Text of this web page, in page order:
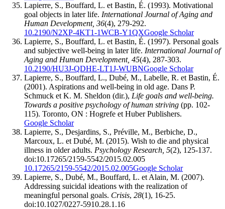
Lapierre, S., Bouffard, L. et Bastin, É. (1993). Motivational
goal objects in later life. International Journal of Aging and
Human Development, 36(4), 279-292.
10.2190/N2XP-4KT1-1WCB-Y1QXGoogle Scholar
Lapierre, S., Bouffard, L. et Bastin, É. (1997). Personal goals
and subjective well-being in later life. International Journal of
Aging and Human Development, 45(4), 287-303.
10.2190/HU3J-QDHE-LT1J-WUBNGoogle Scholar
Lapierre, S., Bouffard, L., Dubé, M., Labelle, R. et Bastin, É.
(2001). Aspirations and well-being in old age. Dans P.
Schmuck et K. M. Sheldon (dir.), Life goals and well-being.
Towards a positive psychology of human striving (pp. 102-
115). Toronto, ON : Hogrefe et Huber Publishers.
Google Scholar
Lapierre, S., Desjardins, S., Préville, M., Berbiche, D.,
Marcoux, L. et Dubé, M. (2015). Wish to die and physical
illness in older adults. Psychology Research, 5(2), 125-137.
doi:10.17265/2159-5542/2015.02.005
10.17265/2159-5542/2015.02.005Google Scholar
Lapierre, S., Dubé, M., Bouffard, L. et Alain, M. (2007).
Addressing suicidal ideations with the realization of
meaningful personal goals. Crisis, 28(1), 16-25.
doi:10.1027/0227-5910.28.1.16